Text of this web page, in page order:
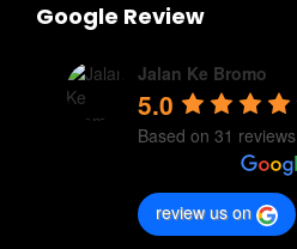
Google Review
Jalan Ke Bromo
5.0
Based on 31 reviews
review us on